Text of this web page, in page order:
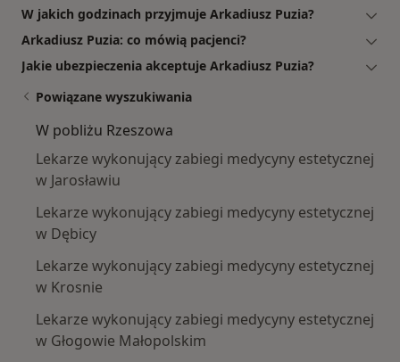
W jakich godzinach przyjmuje Arkadiusz Puzia?
Arkadiusz Puzia: co mówią pacjenci?
Jakie ubezpieczenia akceptuje Arkadiusz Puzia?
Powiązane wyszukiwania
W pobliżu Rzeszowa
Lekarze wykonujący zabiegi medycyny estetycznej
w Jarosławiu
Lekarze wykonujący zabiegi medycyny estetycznej
w Dębicy
Lekarze wykonujący zabiegi medycyny estetycznej
w Krosnie
Lekarze wykonujący zabiegi medycyny estetycznej
w Głogowie Małopolskim